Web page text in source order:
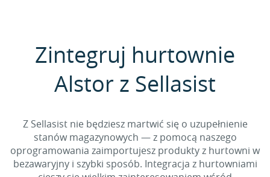
Zintegruj hurtownie
Alstor z Sellasist
Z Sellasist nie będziesz martwić się o uzupełnienie
stanów magazynowych — z pomocą naszego
oprogramowania zaimportujesz produkty z hurtowni w
bezawaryjny i szybki sposób. Integracja z hurtowniami